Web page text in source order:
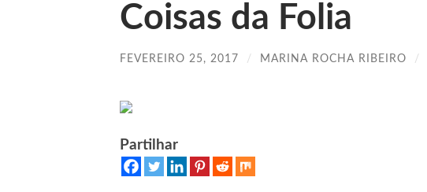
Coisas da Folia
FEVEREIRO 25, 2017 / MARINA ROCHA RIBEIRO /
Partilhar